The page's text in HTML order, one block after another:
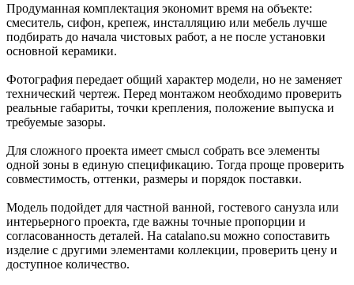
Продуманная комплектация экономит время на объекте:
смеситель, сифон, крепеж, инсталляцию или мебель лучше
подбирать до начала чистовых работ, а не после установки
основной керамики.
Фотография передает общий характер модели, но не заменяет
технический чертеж. Перед монтажом необходимо проверить
реальные габариты, точки крепления, положение выпуска и
требуемые зазоры.
Для сложного проекта имеет смысл собрать все элементы
одной зоны в единую спецификацию. Тогда проще проверить
совместимость, оттенки, размеры и порядок поставки.
Модель подойдет для частной ванной, гостевого санузла или
интерьерного проекта, где важны точные пропорции и
согласованность деталей. На catalano.su можно сопоставить
изделие с другими элементами коллекции, проверить цену и
доступное количество.